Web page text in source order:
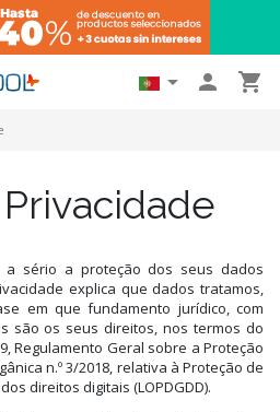
  
a sério a proteção dos seus dados
explica que dados tratamos,
em que fundamento jurídico, com
são os seus direitos, nos termos do
Regulamento Geral sobre a Proteção
n.º 3/2018, relativa à Proteção de
direitos digitais (LOPDGDD).